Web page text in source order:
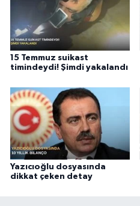
15 Temmuz suikast
timindeydi! Şimdi yakalandı
Yazıcıoğlu dosyasında
dikkat çeken detay